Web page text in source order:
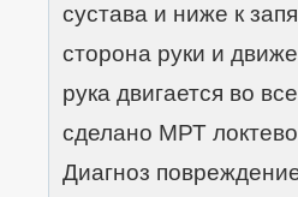
сустава и ниже к
сторона руки и
рука двигается во
сделано МРТ
Диагноз